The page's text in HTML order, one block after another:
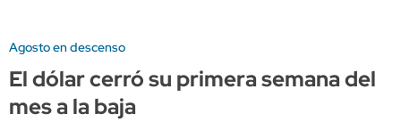
Agosto en descenso
El dólar cerró su primera semana del
mes a la baja